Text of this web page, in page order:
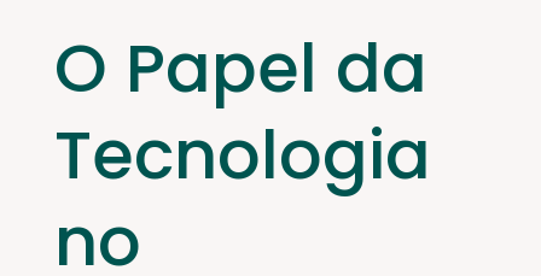
O Papel da
Tecnologia
no